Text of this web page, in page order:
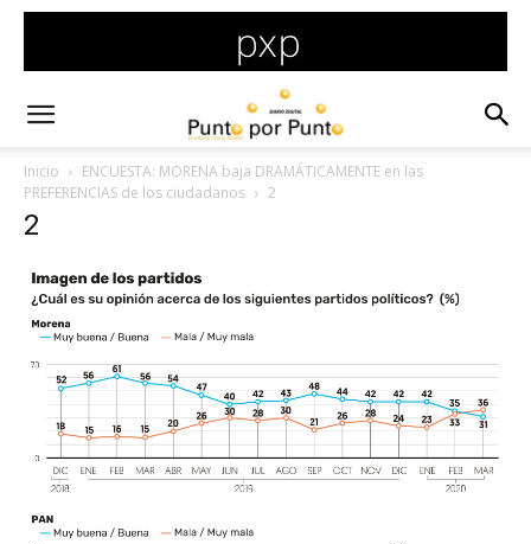
Inicio
ENCUESTA: MORENA baja DRAMÁTICAMENTE en las
PREFERENCIAS de los ciudadanos
2
2